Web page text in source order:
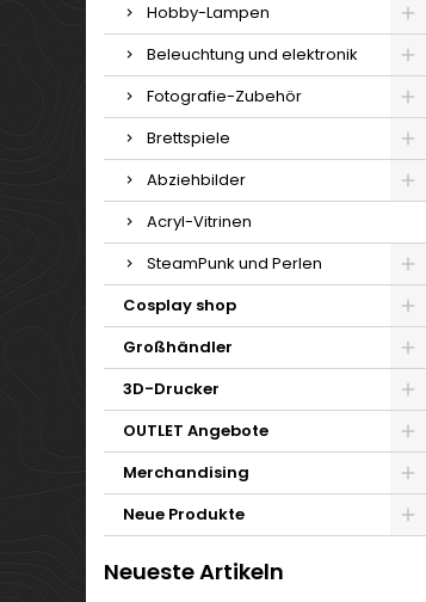
Hobby-Lampen
Beleuchtung und elektronik
Fotografie-Zubehör
Brettspiele
Abziehbilder
Acryl-Vitrinen
SteamPunk und Perlen
Cosplay shop
Großhändler
3D-Drucker
OUTLET Angebote
Merchandising
Neue Produkte
Neueste Artikeln